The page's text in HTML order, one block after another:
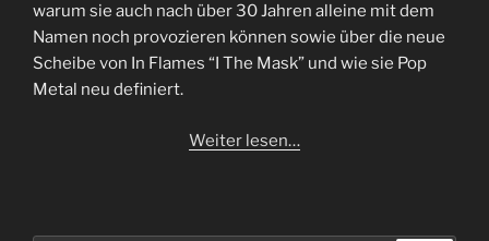
warum sie auch nach über 30 Jahren alleine mit dem
Namen noch provozieren können sowie über die neue
Scheibe von In Flames “I The Mask” und wie sie Pop
Metal neu definiert.
Weiter lesen…